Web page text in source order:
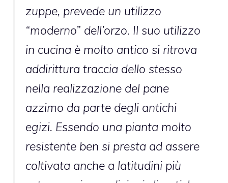
zuppe, prevede un utilizzo
“moderno” dell’orzo. Il suo utilizzo
in cucina è molto antico si ritrova
addirittura traccia dello stesso
nella realizzazione del pane
azzimo da parte degli antichi
egizi. Essendo una pianta molto
resistente ben si presta ad assere
coltivata anche a latitudini più